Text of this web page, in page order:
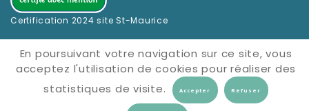
Certification 2024 site St-Maurice
En poursuivant votre navigation sur ce site, vous
acceptez l'utilisation de cookies pour réaliser des
statistiques de visite.